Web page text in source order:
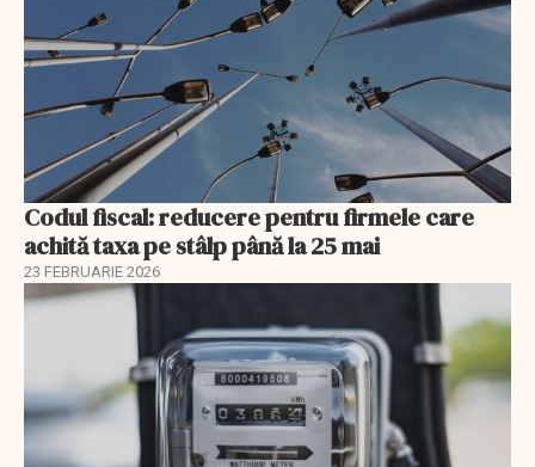
Codul fiscal: reducere pentru firmele care
achită taxa pe stâlp până la 25 mai
23 FEBRUARIE 2026